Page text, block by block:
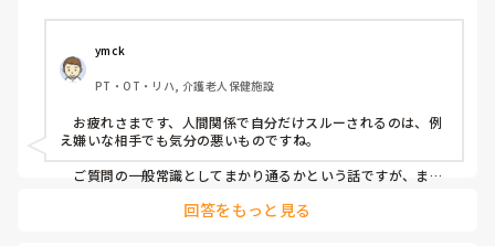
結論がでたのに、この看護師『 周りがなんと言っても、私
は、あの時、大声を出されて恐怖を感じた』とずっと言い続
けていて、この話を境に、敵意というより憎悪をむき出しに
するようになってきました。
そんなある日のことです。看護師Nがどこかに旅行に行って
きたのでお土産をみんなの連絡用のレターケースの中に入れ
あったんですが、私のところにだけ入っていなかったです
ymck
PT・OT・リハ, 介護老人保健施設
お疲れさまです、人間関係で自分だけスルーされるのは、例
え嫌いな相手でも気分の悪いものですね。
ご質問の一般常識としてまかり通るかという話ですが、まか
り、お土産誰に配るかは本人の自由ではありますが、特定の一
回答をもっと見る